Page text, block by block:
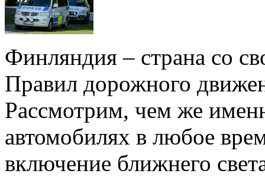
Финляндия – страна со
Правил дорожного
Рассмотрим, чем же
автомобилях в любое
включение ближнего